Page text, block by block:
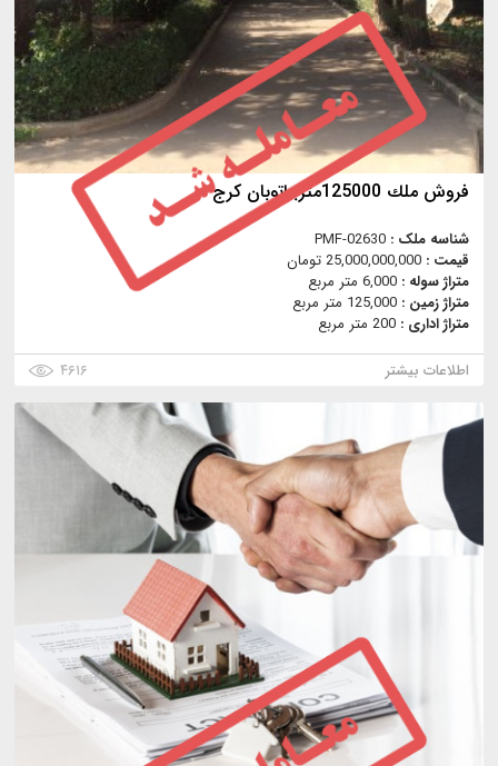
فروش ملك 125000متربراتوبان كرج
شناسه ملک : PMF-02630
قیمت : 25,000,000,000 تومان
متراژ سوله : 6,000 متر مربع
متراژ زمین : 125,000 متر مربع
متراژ اداری : 200 متر مربع
اطلاعات بیشتر
۴۶۱۶